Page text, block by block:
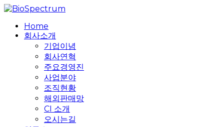
Skip
main
content
search
MenuHome
회사소개
기업이념
회사연혁
주요경영진
사업분야
조직현황
해외판매망
CI 소개
오시는길